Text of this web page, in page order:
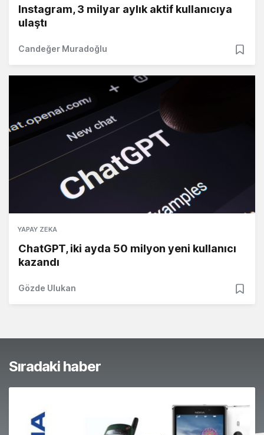
Instagram, 3 milyar aylık aktif kullanıcıya
ulaştı
Candeğer Muradoğlu
YAPAY ZEKA
ChatGPT, iki ayda 50 milyon yeni kullanıcı
kazandı
Gözde Ulukan
Sıradaki haber